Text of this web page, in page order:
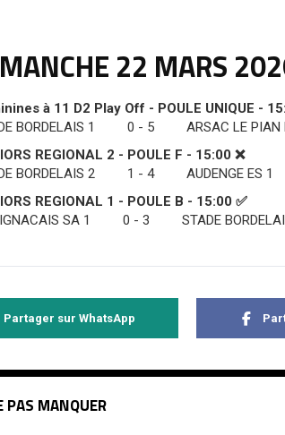
22 MARS
à 11 D2 Play Off - POULE UNIQUE -
BORDELAIS 1 0 - 5 ARSAC LE PIAN
REGIONAL 2 - POULE F - 15:00 ❌
BORDELAIS 2 1 - 4 AUDENGE ES 1
REGIONAL 1 - POULE B - 15:00 ✅
SA 1 0 - 3 STADE
Partager sur WhatsApp
PAS MANQUER